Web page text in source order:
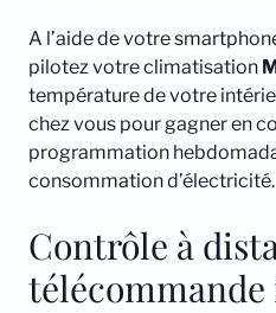
A l’aide de votre
pilotez votre climatisation
température de votre
chez vous pour gagner en
programmation
consommation d’électricité.
Contrôle à